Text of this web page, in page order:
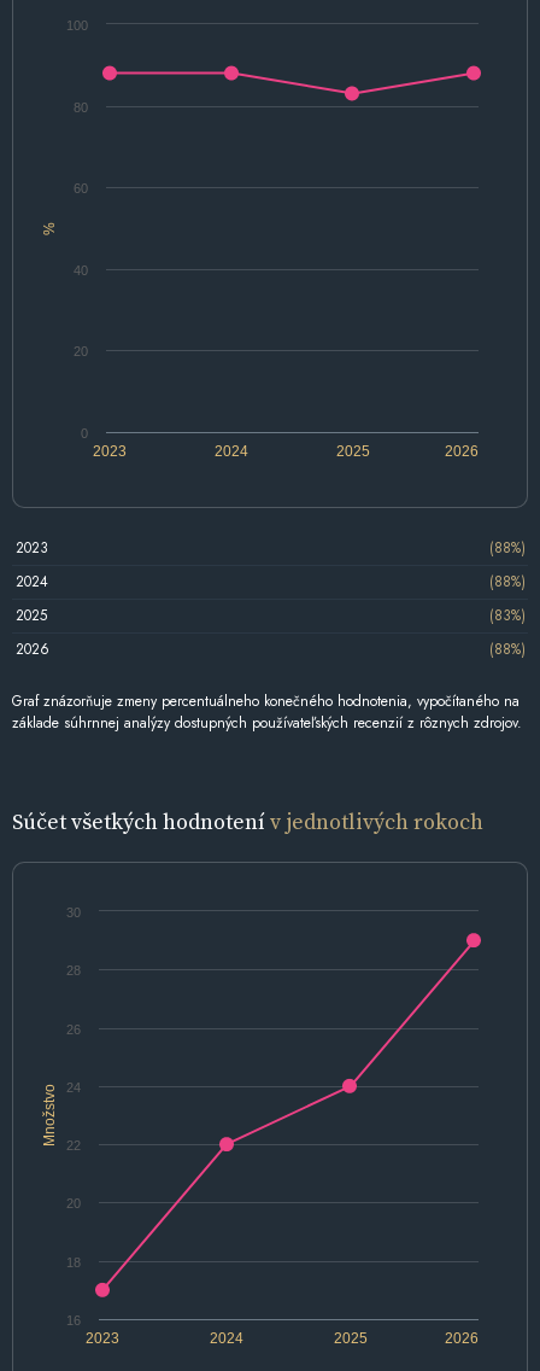
%
2024 2026
2023 2025
0
20
40
60
80
100
2023
(88%)
2024
(88%)
2025
(83%)
2026
(88%)
Graf znázorňuje zmeny percentuálneho konečného hodnotenia, vypočítaného na
základe súhrnnej analýzy dostupných používateľských recenzií z rôznych zdrojov.
Súčet všetkých hodnotenív jednotlivých rokoch
Množstvo
2024 2026
2023 2025
16
18
20
22
24
26
28
30